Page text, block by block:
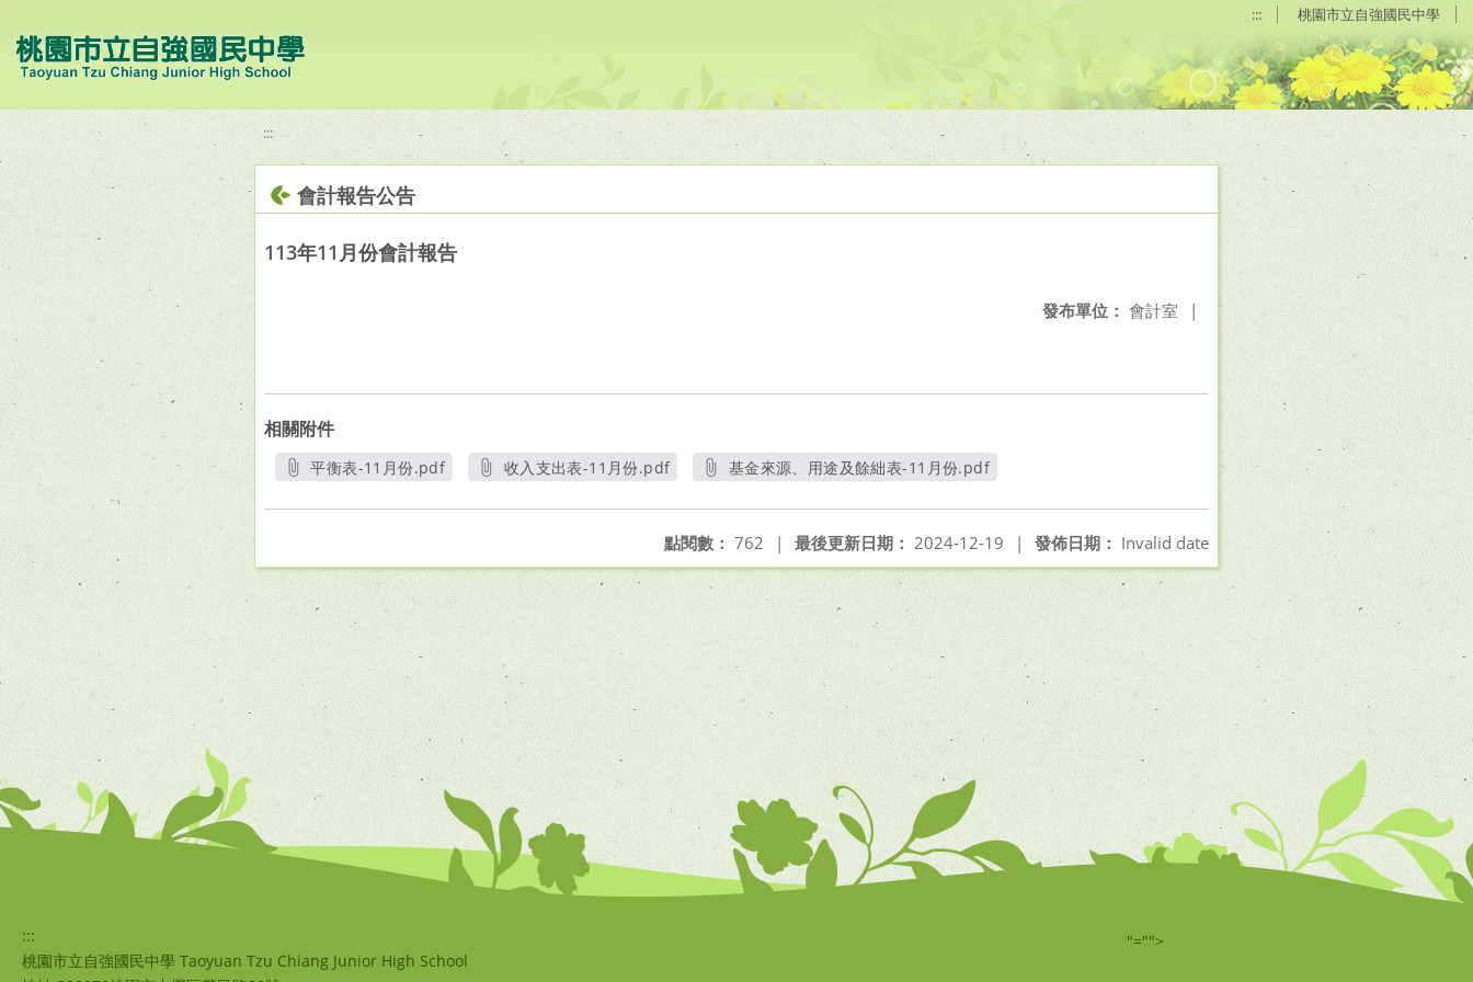
::: 桃園市立自強國民中學
:::
會計報告公告
113年11月份會計報告
發布單位： 會計室 |
相關附件
平衡表-11月份.pdf
收入支出表-11月份.pdf
基金來源、用途及餘絀表-11月份.pdf
發佈日期： Invalid date
最後更新日期： 2024-12-19 |
點閱數： 762 |
:::
桃園市立自強國民中學 Taoyuan Tzu Chiang Junior High School
"="">